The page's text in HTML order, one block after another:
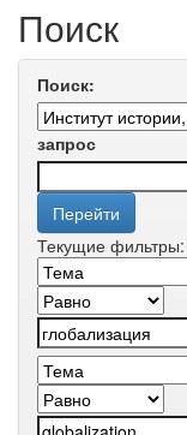
Поиск
Поиск:
запрос
Текущие фильтры: